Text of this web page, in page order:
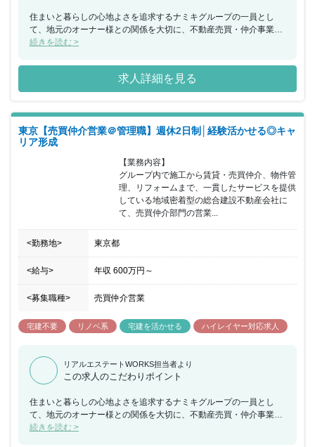
住まいと暮らしの心地よさを追求するナミキグループの一員とし
て、地元のオーナー様との関係を大切に、不動産売買・仲介事業を
展開してまいりました。グループの幅広いネットワークをいかし、
のひとつです。同時に、同社で働く一人ひとりが、ご相談者様のニ
ーズにいつでもお応えできるように、それぞれのキャリアを自由に
磨くことができ、心地よく働くことができる職場環境の構築にも力
風が吹いています。私たちは、今を新しい価値提案のチャンスとと
らえ、より多くのお客様にご満足いただける、トータルプロフェッ
ショナルカンパニーを目指します。 ■1937年創業。東京都板橋区を
拠点とした地域密着の安定企業。 ■入居率99％以上を誇るデザイン
アパートをはじめ、木造1,000棟以上、RC造500棟以上の建築実績
があります。 ■東武東上線沿いのエリアに根差し、賃貸仲介会社を
運営。ファミリーから単身者向けの物件を扱っています。 ■グルー
プ内で住宅の施工から賃貸・売買仲介、物件管理、リフォームま
で、一貫したサービスを提供しております。 ■働きやすい環境で勤
続年数の長い社員も多く、腰を据えて長期的にキャリアを積むこと
が出来ます。
続きを読む >
求人詳細を見る
東京【売買仲介営業＠管理職】週休2日制│経験活かせる◎キャ
リア形成
【業務内容】
グループ内で施工から賃貸・売買仲介、物件管
理、リフォームまで、一貫したサービスを提供
している地域密着型の総合建設不動産会社に
て、売買仲介部門の営業...
<勤務地> 東京都
<給与> 年収 600万円 ～
<募集職種> 売買仲介営業
宅建不要 リノベ系 宅建を活かせる ハイレイヤー対応求人
リアルエステートWORKS担当者より
この求人のこだわりポイント
住まいと暮らしの心地よさを追求するナミキグループの一員とし
て、地元のオーナー様との関係を大切に、不動産売買・仲介事業を
展開してまいりました。グループの幅広いネットワークをいかし、
続きを読む >